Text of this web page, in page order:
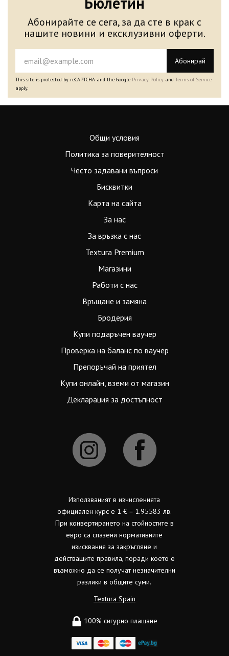
Абонирайте се сега, за да сте в крак с
нашите новини и ексклузивни оферти.
Абонирай
This site is protected by reCAPTCHA and the Google Privacy Policy and Terms of Service
apply.
Общи условия
Политика за поверителност
Често задавани въпроси
Бисквитки
Карта на сайта
За нас
За връзка с нас
Textura Premium
Магазини
Работи с нас
Връщане и замяна
Бродерия
Купи подаръчен ваучер
Проверка на баланс по ваучер
Препоръчай на приятел
Купи онлайн, вземи от магазин
Декларация за достъпност
Използваният в изчисленията
официален курс е 1 € = 1.95583 лв.
При конвертирането на стойностите в
евро са спазени нормативните
изисквания за закръгляне и
действащите правила, поради което е
възможно да се получат незначителни
разлики в общите суми.
Textura Spain
100% сигурно плащане